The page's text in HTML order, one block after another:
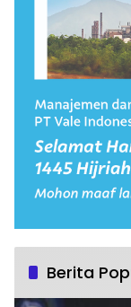
Berita